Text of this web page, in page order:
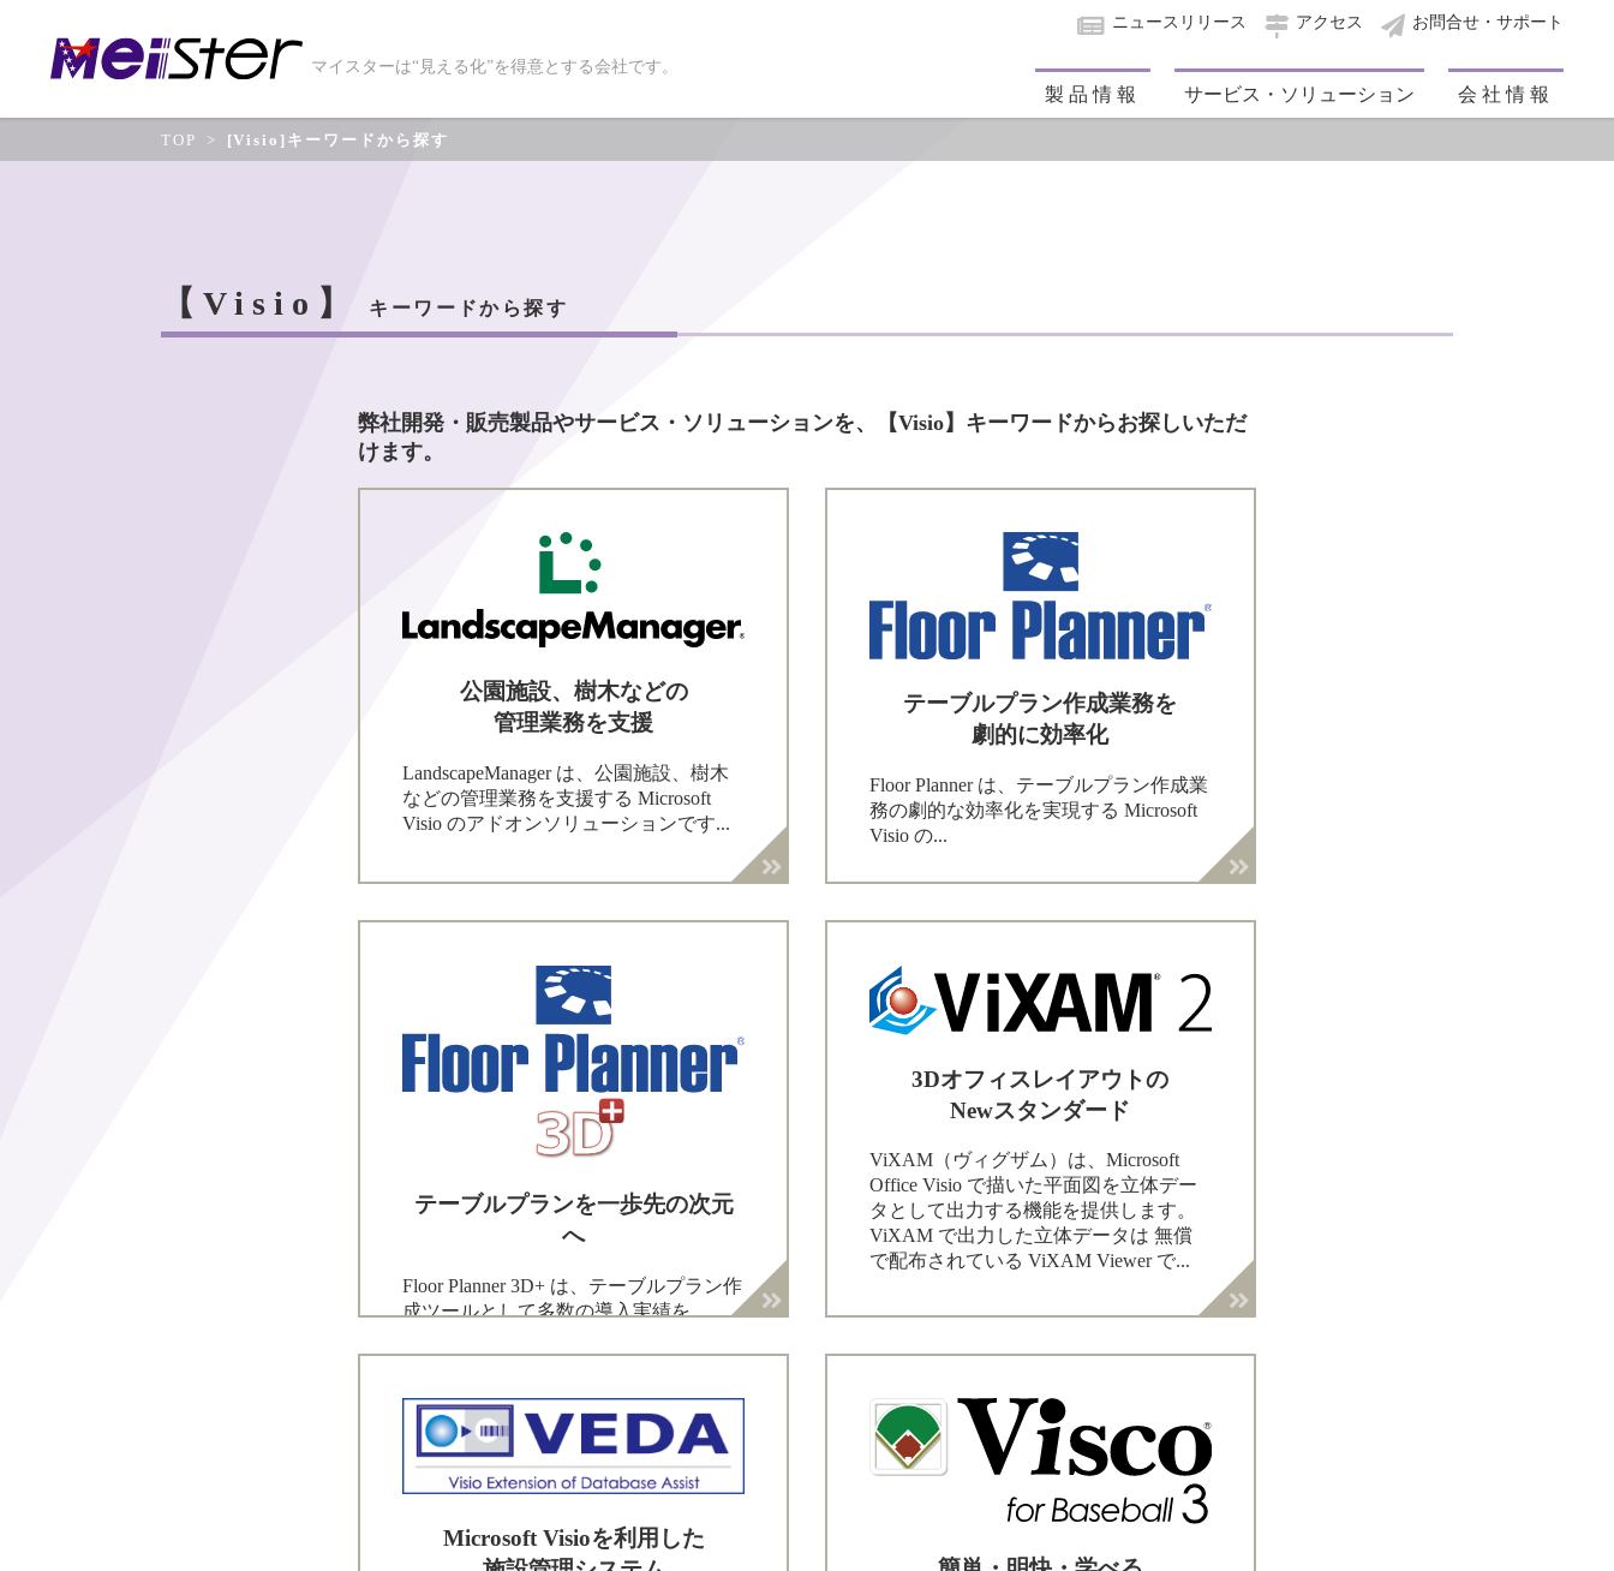
マイスターは“見える化”を得意とする会社です。
ニュースリリース アクセス お問合せ・サポート
製品情報 サービス・ソリューション 会社情報
TOP [Visio]キーワードから探す
【Visio】 キーワードから探す
弊社開発・販売製品やサービス・ソリューションを、【Visio】キーワードからお探しいただ
けます。
公園施設、樹木などの
管理業務を支援
LandscapeManager は、公園施設、樹木
などの管理業務を支援する Microsoft
Visio のアドオンソリューションです...
テーブルプラン作成業務を
劇的に効率化
Floor Planner は、テーブルプラン作成業
務の劇的な効率化を実現する Microsoft
Visio の...
テーブルプランを一歩先の次元
へ
Floor Planner 3D+ は、テーブルプラン作
成ツールとして多数の導入実績を...
3Dオフィスレイアウトの
Newスタンダード
ViXAM（ヴィグザム）は、Microsoft
Office Visio で描いた平面図を立体デー
タとして出力する機能を提供します。
ViXAM で出力した立体データは 無償
で配布されている ViXAM Viewer で...
Microsoft Visioを利用した